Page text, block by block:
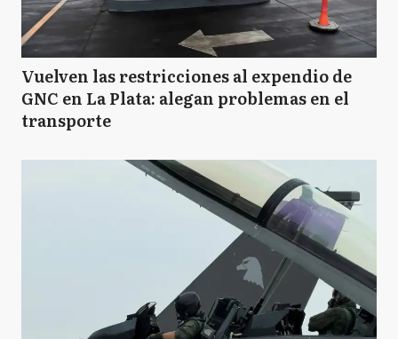
Vuelven las restricciones al expendio de
GNC en La Plata: alegan problemas en el
transporte